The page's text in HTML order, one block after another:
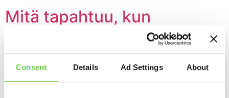
Consent Details Ad Settings About
Mitä tapahtuu, kun
taloushallinnon rutiinit
siirtyvät robotille?